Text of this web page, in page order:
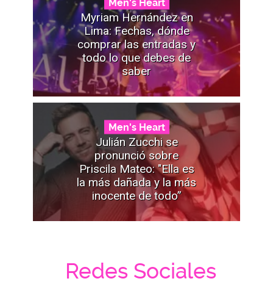
Men's Heart
Myriam Hernández en
Lima: Fechas, dónde
comprar las entradas y
todo lo que debes de
saber
Men's Heart
Julián Zucchi se
pronunció sobre
Priscila Mateo: "Ella es
la más dañada y la más
inocente de todo”
Redes Sociales